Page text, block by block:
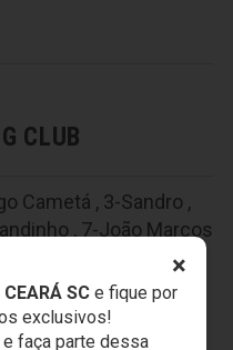
×
SCe fique por
exclusivos!
faça parte dessa
CLUB
Cametá , 3-Sandro ,
, 7-João Marcos
,13-Sanchez,